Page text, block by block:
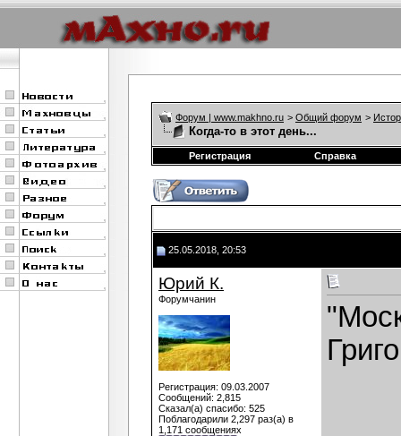
Форум | www.makhno.ru > Общий форум >
Когда-то в этот день...
Регистрация Справка
25.05.2018, 20:53
Юрий К.
Форумчанин
Регистрация: 09.03.2007
Сообщений: 2,815
Сказал(а) спасибо: 525
Поблагодарили 2,297 раз(а) в
1,171 сообщениях